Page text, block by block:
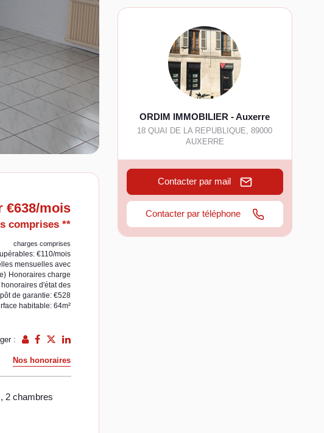
€638/mois
comprises **
charges comprises
€110/mois
mensuelles avec
Honoraires charge
honoraires d'état des
de garantie: €528
habitable: 64m²
:
Nos honoraires
2 chambres
ORDIM IMMOBILIER - Auxerre
18 QUAI DE LA REPUBLIQUE,89000
AUXERRE
Contacter par mail
Contacter par téléphone